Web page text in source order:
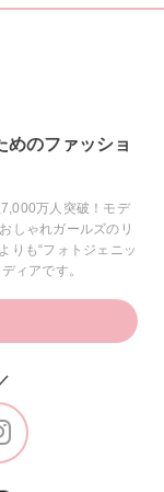
めのファッショ
万人突破！モデ
しゃれガールズのリ
りも“フォトジェニッ
ィアです。